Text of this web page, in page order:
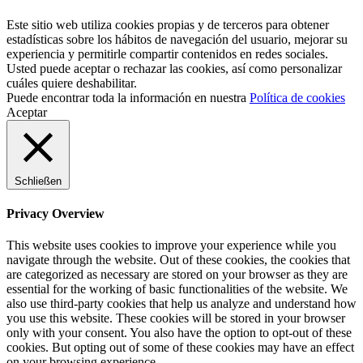
Este sitio web utiliza cookies propias y de terceros para obtener
estadísticas sobre los hábitos de navegación del usuario, mejorar su
experiencia y permitirle compartir contenidos en redes sociales.
Usted puede aceptar o rechazar las cookies, así como personalizar
cuáles quiere deshabilitar.
Puede encontrar toda la información en nuestra Política de cookies
Aceptar
Schließen
Privacy Overview
This website uses cookies to improve your experience while you
navigate through the website. Out of these cookies, the cookies that
are categorized as necessary are stored on your browser as they are
essential for the working of basic functionalities of the website. We
also use third-party cookies that help us analyze and understand how
you use this website. These cookies will be stored in your browser
only with your consent. You also have the option to opt-out of these
cookies. But opting out of some of these cookies may have an effect